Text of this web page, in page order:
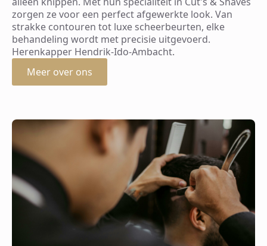
zorgen ze voor een perfect afgewerkte look. Van
strakke contouren tot luxe scheerbeurten, elke
behandeling wordt met precisie uitgevoerd.
Herenkapper Hendrik-Ido-Ambacht.
Meer over ons